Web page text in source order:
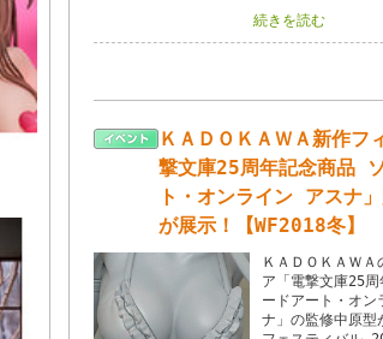
続きを読む
ＫＡＤＯＫＡＷＡ新作フ
撃文庫25周年記念商品
ト・オンライン アスナ
が展示！【WF2018冬】
ＫＡＤＯＫＡＷＡ
ア「電撃文庫25
ードアート・オ
ナ」の監修中原型